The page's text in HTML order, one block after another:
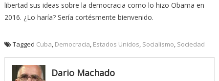
libertad sus ideas sobre la democracia como lo hizo Obama en
2016. ¿Lo haría? Sería cortésmente bienvenido.
Tagged Cuba, Democracia, Estados Unidos, Socialismo, Sociedad
Dario Machado